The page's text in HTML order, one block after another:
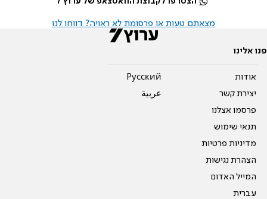
מצאתם טעות או פרסומת לא ראויה? דווחו לנו
פנו אלינו
אודות
יצירת קשר
פרסמו אצלנו
תנאי שימוש
מדיניות פרטיות
הצהרת נגישות
המייל האדום
עברית
Pусский
عربية